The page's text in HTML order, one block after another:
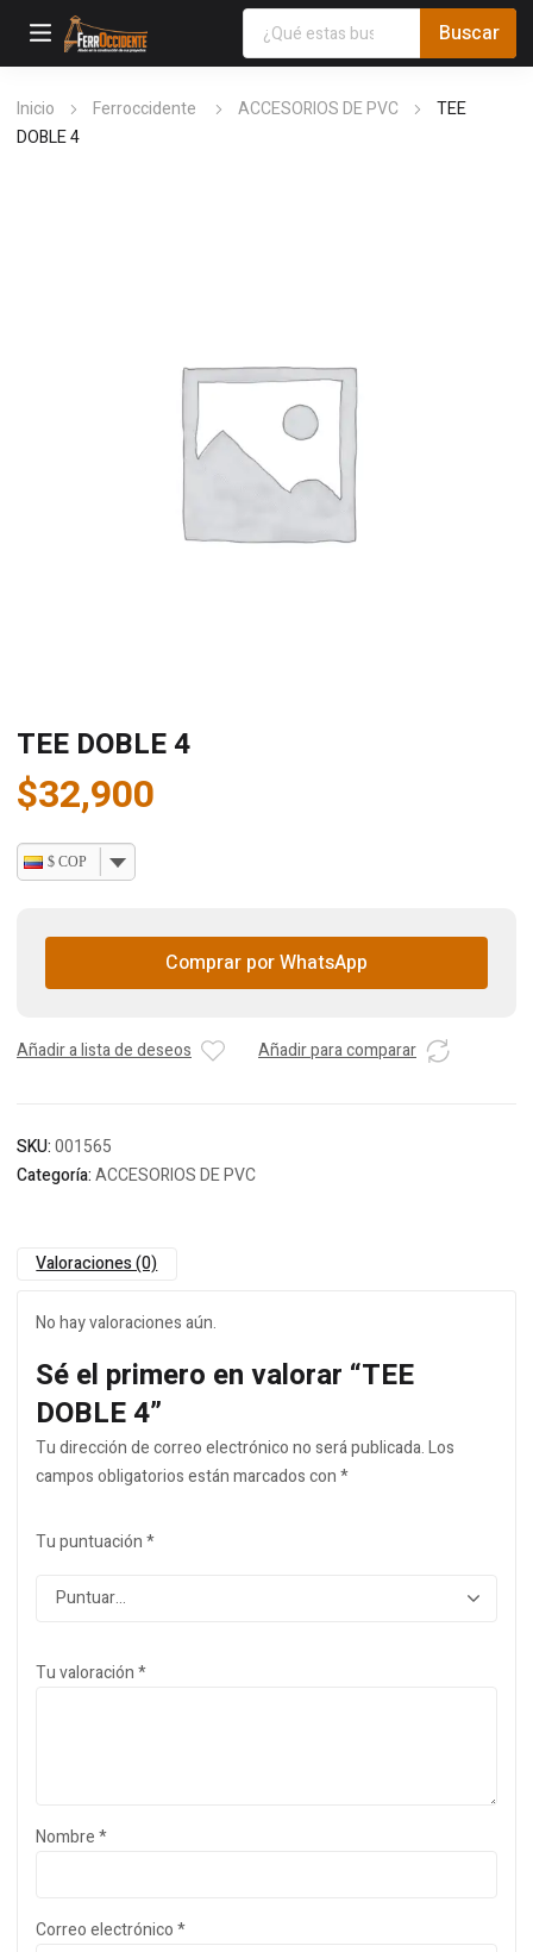
Inicio Ferroccidente ACCESORIOS DE PVC
TEE
DOBLE 4
TEE DOBLE 4
$32,900
$ COP
Comprar por WhatsApp
Añadir a lista de deseos Añadir para comparar
SKU:001565
Categoría:ACCESORIOS DE PVC
Valoraciones (0)
No hay valoraciones aún.
Sé el primero en valorar “TEE
DOBLE 4”
Tu dirección de correo electrónico no será publicada.Los
campos obligatorios están marcados con*
Tu puntuación*
Tu valoración*
Nombre*
Correo electrónico*